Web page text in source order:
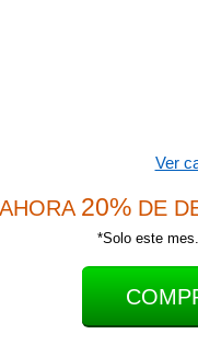
Ver
AHORA 20% DE
*Solo este